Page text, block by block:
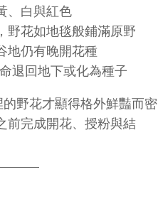
、白與紅色
野花如地毯般鋪滿原野
地仍有晚開花種
退回地下或化為種子
野花才顯得格外鮮豔而密
前完成開花、授粉與結